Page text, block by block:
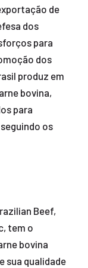
de
dos
para
dos
produz em
bovina,
para
os
Beef,
tem o
bovina
sua qualidade